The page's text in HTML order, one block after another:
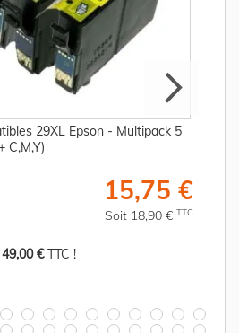
29XL Epson - Multipack 5
C,M,Y)
15,75 €
Soit 18,90 € TTC
49,00 €TTC !